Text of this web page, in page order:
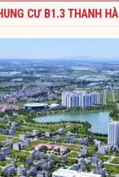
CƯ B1.3 THANH HÀ